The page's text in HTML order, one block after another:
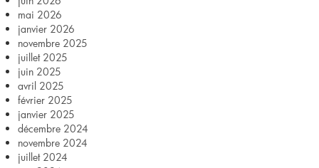
mai 2026
janvier 2026
novembre 2025
juillet 2025
juin 2025
avril 2025
février 2025
janvier 2025
décembre 2024
novembre 2024
juillet 2024